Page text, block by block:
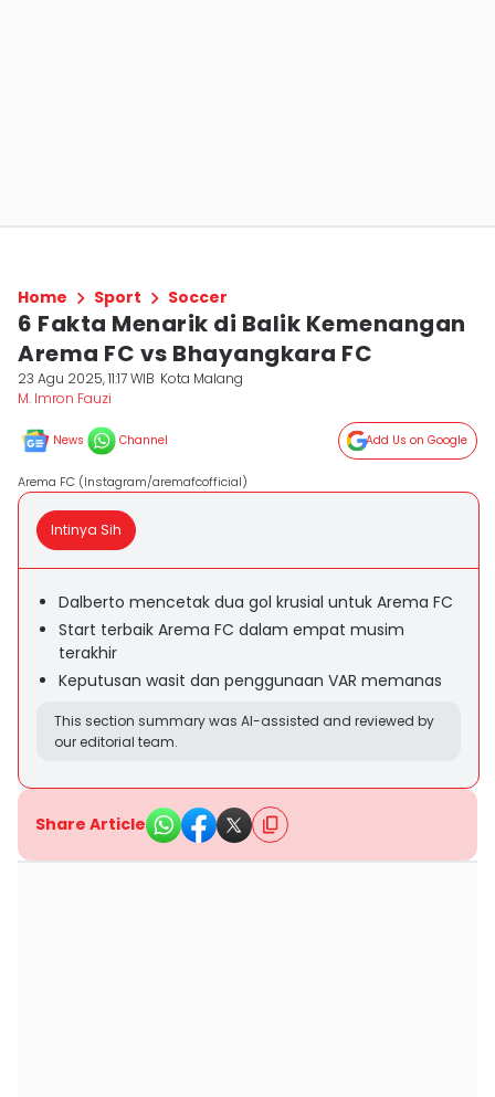
Home Sport Soccer
6 Fakta Menarik di Balik Kemenangan
Arema FC vs Bhayangkara FC
23 Agu 2025, 11:17 WIB Kota Malang
M. Imron Fauzi
News Channel Add Us on Google
Arema FC (Instagram/aremafcofficial)
Intinya Sih
Dalberto mencetak dua gol krusial untuk Arema FC
Start terbaik Arema FC dalam empat musim
terakhir
Keputusan wasit dan penggunaan VAR memanas
This section summary was AI-assisted and reviewed by
our editorial team.
Share Article